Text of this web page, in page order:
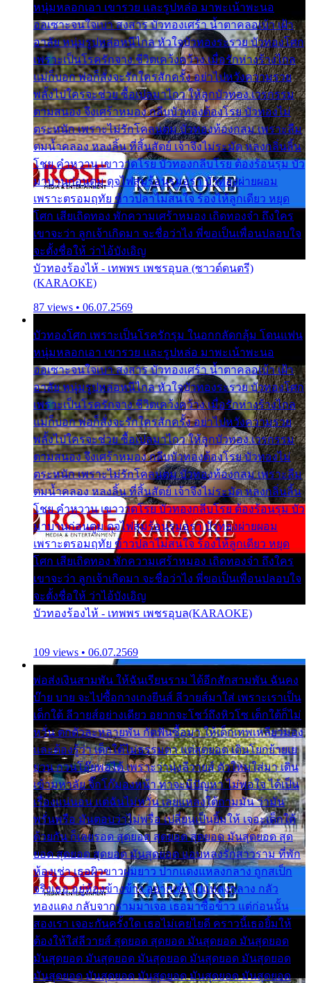
หนุ่มหลอกเอา เขารวย และรูปหล่อ มาพะเน้าพะนอ
ออเซาะจนใจเบา สงสาร บัวทองเศร้า น้ำตาคลอเบ้า เฝ้า
อาลัย หนุ่มรูปหล่อหนีไกล หัวใจบัวทองระรวย บัวทองโศก
เพราะเป็นโรครักจาง ชีวิตเคว้งคว้าง เมื่อรักห่างร้างไกล
แม่ก็บอก พ่อก็สั่งจะรักใครสักครั้ง อย่าไปหวังความรวย
พลั้งไปใครจะช่วย ซื้อเปลมาไกว ให้ลูกบัวทอง เวรกรรม
ตามสนอง จึงเศร้าหมอง กลีบบัวทองต้องโรย บัวทองไม่
ตระหนัก เพราะไม่รักโคลนตม บัวทองท้องกลม เพราะลืม
ตมน้ำคลอง หลงลิ้น ที่สิ้นสัตย์ เจ้าจึงไม่ระมัด หลงกลิ่นลิ้น
โชย คำหวาน เขาวาดโรย บัวทองกลีบโรย ต้องร้อนรุม บัว
มาบานก่อนตูม ดุจไฟสุมร้อนรุมอุรา บัวทองผ่ายผอม
เพราะตรอมฤทัย ข้าวปลาไม่สนใจ ร้องไห้ลูกเดียว หยุด
โศก เสียเถิดทอง พักความเศร้าหมอง เถิดทองจ๋า ถึงใคร
เขาจะว่า ลูกเจ้าเกิดมา จะชื่อว่าไง พี่ขอเป็นเพื่อนปลอบใจ
จะตั้งชื่อให้ ว่าไอ้บังเอิญ
บัวทองร้องไห้ - เทพพร เพชรอุบล (ซาวด์ดนตรี)
(KARAOKE)
87 views • 06.07.2569
บัวทองโศก เพราะเป็นโรครักรุม ในอกกลัดกลุ้ม โดนแฟน
หนุ่มหลอกเอา เขารวย และรูปหล่อ มาพะเน้าพะนอ
ออเซาะจนใจเบา สงสาร บัวทองเศร้า น้ำตาคลอเบ้า เฝ้า
อาลัย หนุ่มรูปหล่อหนีไกล หัวใจบัวทองระรวย บัวทองโศก
เพราะเป็นโรครักจาง ชีวิตเคว้งคว้าง เมื่อรักห่างร้างไกล
แม่ก็บอก พ่อก็สั่งจะรักใครสักครั้ง อย่าไปหวังความรวย
พลั้งไปใครจะช่วย ซื้อเปลมาไกว ให้ลูกบัวทอง เวรกรรม
ตามสนอง จึงเศร้าหมอง กลีบบัวทองต้องโรย บัวทองไม่
ตระหนัก เพราะไม่รักโคลนตม บัวทองท้องกลม เพราะลืม
ตมน้ำคลอง หลงลิ้น ที่สิ้นสัตย์ เจ้าจึงไม่ระมัด หลงกลิ่นลิ้น
โชย คำหวาน เขาวาดโรย บัวทองกลีบโรย ต้องร้อนรุม บัว
มาบานก่อนตูม ดุจไฟสุมร้อนรุมอุรา บัวทองผ่ายผอม
เพราะตรอมฤทัย ข้าวปลาไม่สนใจ ร้องไห้ลูกเดียว หยุด
โศก เสียเถิดทอง พักความเศร้าหมอง เถิดทองจ๋า ถึงใคร
เขาจะว่า ลูกเจ้าเกิดมา จะชื่อว่าไง พี่ขอเป็นเพื่อนปลอบใจ
จะตั้งชื่อให้ ว่าไอ้บังเอิญ
บัวทองร้องไห้ - เทพพร เพชรอุบล(KARAOKE)
109 views • 06.07.2569
พ่อส่งเงินสามพัน ให้ฉันเรียนราม ได้อีกสักสามพัน ฉันคง
บ๊าย บาย จะไปซื้อกางเกงยีนส์ ลีวายส์มาใส่ เพราะเราเป็น
เด็กใต้ ลีวายส์อย่างเดียว อยากจะโชว์ถึงหิวโซ เด็กใต้ก็ไม่
หวั่น ตกตัวละหลายพัน กัดฟันซื้อมา ให้เด็กเทพเหลียวมอง
และต้องรู้ว่า เด็กใต้ไม่ธรรมดา แต่สุดยอด เดินโยกย้ายเย
ยวน กวนโอ๊ยพอได้ เพราะว่านุ่งลีวายส์ ตัวใหม่ใส่มา เดิน
เข้ามหาลัย จิ๊กโก๊มองหน้า ท่าจะมีปัญหา ไม่พอใจ ได้เป็น
เรื่องแน่นอน แต่ฉันไม่หวั่น เลยแหลงใต้ถามมัน ว่ามัน
พรั่นพรือ มันตอบว่าไม่พรื่อ เปลี่ยนเป็นยิ้มให้ เจอะเด็กใต้
ด้วยกัน ก็เลยรอด สุดยอด สุดยอด สุดยอด มันสุดยอด สุด
ยอด สุดยอด สุดยอด มันสุดยอด แอบหลงรักสาวราม ที่พัก
ห้องเช่า เธอผิวขาวผมยาว ปากแดงแหลงกลาง ถูกสเป็ก
จริงเธอ อยู่ห้องข้างข้าง อยากเข้าไปแหลงกลาง กลัว
ทองแดง กลับจากรามมาเจอ เธอมาซื้อข้าว แต่ก่อนนั้น
สองเรา เจอะกันครั้งใด เธอไม่เคยไยดี คราวนี้เธอยิ้มให้
ต้องให้ใส่ลีวายส์ สุดยอด สุดยอด มันสุดยอด มันสุดยอด
มันสุดยอด มันสุดยอด มันสุดยอด มันสุดยอด มันสุดยอด
มันสุดยอด มันสุดยอด มันสุดยอด มันสุดยอด มันสุดยอด